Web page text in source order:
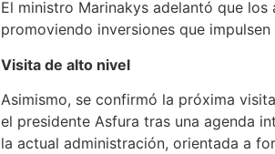
El ministro Marinakys adelantó que
promoviendo inversiones que
Visita de alto nivel
Asimismo, se confirmó la próxima
el presidente Asfura tras una agenda
la actual administración, orientada a